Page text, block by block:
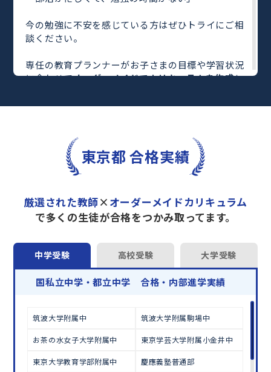
今の勉強に不安を感じている方はぜひトライにご相
談ください。
専任の教育プランナーがお子さまの目標や学習状況
に合わせてオーダーメイドでカリキュラムを作成し
完全マンツーマンで自分に合った教師がわかるまで
さらに、単元別の学習の理解度がわかる「AI学習診
や授業内容や授業以外の勉強をナビゲートする
「DAILY TRY」
など、豊富な学習コンテンツが
トライで一緒に“自己最高得点”を目指しません
か？
オンラインでの学習面談も承っております。
学習相談のお申し込みは こちら
東京都 合格実績
厳選された教師× オーダーメイドカリキュラム
で多くの生徒が合格をつかみ取ってます。
中学受験 高校受験 大学受験
国私立中学・都立中学 合格・内部進学実績
筑波大学附属中 筑波大学附属駒場中
お茶の水女子大学附属中 東京学芸大学附属小金井中
東京大学教育学部附属中 慶應義塾普通部